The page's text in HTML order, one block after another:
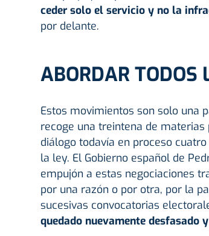
ceder solo el servicio y no la
por delante.
ABORDAR TODOS
Estos movimientos son solo una
recoge una treintena de
diálogo todavía en proceso
la ley. El Gobierno español de
empujón a estas negociaciones
por una razón o por otra, por la
sucesivas convocatorias
quedado nuevamente desfasado